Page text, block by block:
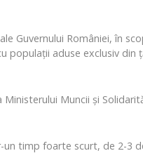
Guvernului României, în
aduse exclusiv
Muncii și
timp foarte scurt, de 2-3